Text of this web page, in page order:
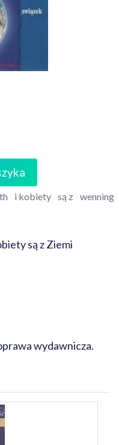
i kobiety są z wenning
są z Ziemi
wydawnicza.